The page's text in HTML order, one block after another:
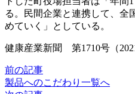
る。民間企業と連携して、全
めていく」としている。
健康産業新聞 第1710号（
前の記事
製品へのこだわり一覧へ